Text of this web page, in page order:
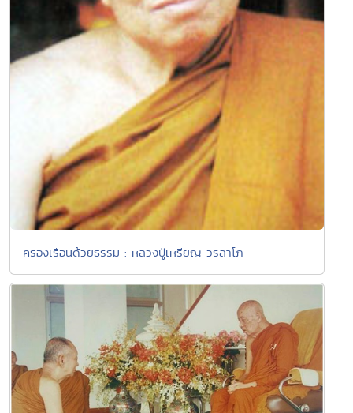
ครองเรือนด้วยธรรม : หลวงปู่เหรียญ วรลาโภ